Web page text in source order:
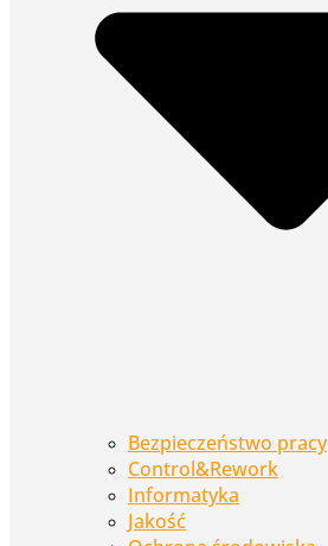
Bezpieczeństwo pracy
Control&Rework
Informatyka
Jakość